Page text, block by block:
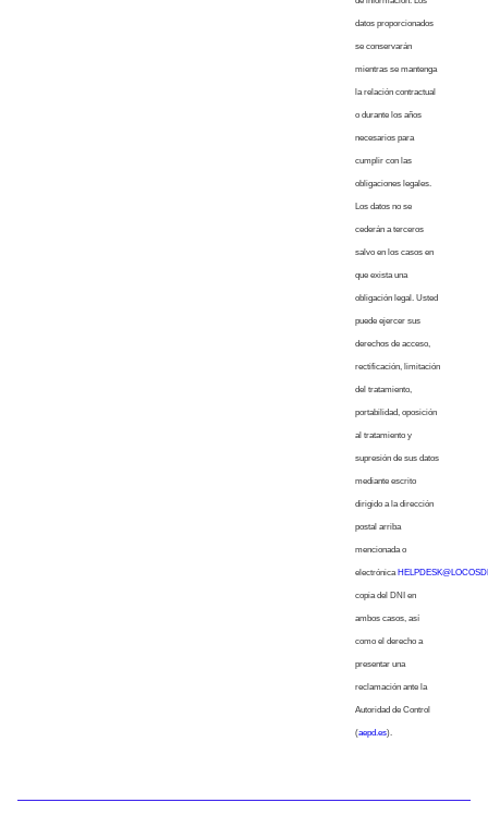
datos proporcionados
se conservarán
mientras se mantenga
la relación contractual
o durante los años
necesarios para
cumplir con las
obligaciones legales.
Los datos no se
cederán a terceros
salvo en los casos en
que exista una
obligación legal. Usted
puede ejercer sus
derechos de acceso,
rectificación, limitación
del tratamiento,
portabilidad, oposición
al tratamiento y
supresión de sus datos
mediante escrito
dirigido a la dirección
postal arriba
mencionada o
electrónica
copia del DNI en
ambos casos, así
como el derecho a
presentar una
reclamación ante la
Autoridad de Control
(aepd.es).